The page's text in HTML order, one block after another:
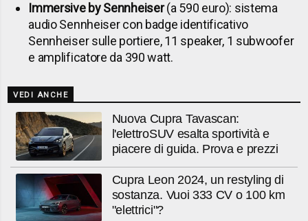
Immersive by Sennheiser(a 590 euro): sistema
audio Sennheiser con badge identificativo
Sennheiser sulle portiere, 11 speaker, 1 subwoofer
e amplificatore da 390 watt.
VEDI ANCHE
Nuova Cupra Tavascan:
l'elettroSUV esalta sportività e
piacere di guida. Prova e prezzi
Cupra Leon 2024, un restyling di
sostanza. Vuoi 333 CV o 100 km
"elettrici"?